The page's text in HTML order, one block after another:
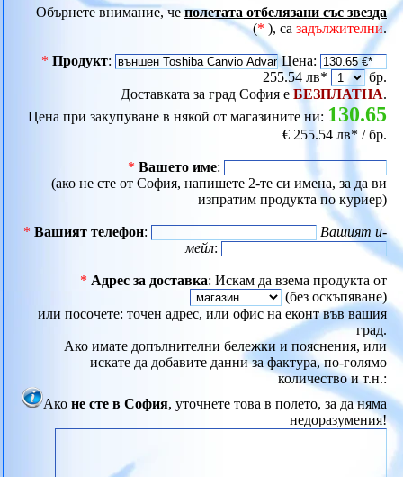
Обърнете внимание, че полетата отбелязани със звезда
(* ), са задължителни.
* Продукт:
Цена:
255.54 лв*
бр.
Доставката за град София е БЕЗПЛАТНА.
Цена при закупуване в някой от магазините ни: 130.65
€ 255.54 лв* / бр.
* Вашето име:
(ако не сте от София, напишете 2-те си имена, за да ви
изпратим продукта по куриер)
* Вашият телефон:
Вашият и-
мейл:
* Адрес за доставка: Искам да взема продукта от
(без оскъпяване)
или посочете: точен адрес, или офис на еконт във вашия
град.
Ако имате допълнителни бележки и пояснения, или
искате да добавите данни за фактура, по-голямо
количество и т.н.:
Ако не сте в София, уточнете това в полето, за да няма
недоразумения!